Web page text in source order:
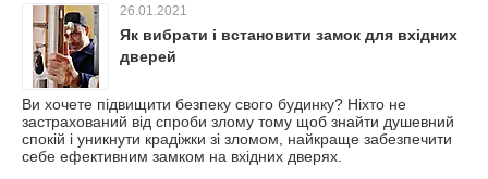
26.01.2021
Як вибрати і встановити замок для вхідних
дверей
Ви хочете підвищити безпеку свого будинку? Ніхто не
застрахований від спроби злому тому щоб знайти душевний
спокій і уникнути крадіжки зі зломом, найкраще забезпечити
себе ефективним замком на вхідних дверях.